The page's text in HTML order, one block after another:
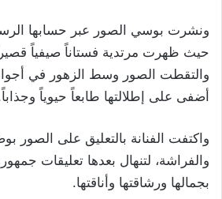
ونشرت بوسي الصور عبر حسابها
حيث ظهرت مرتدية فستاناً صيفياً
والتقطت الصور وسط الزهور في
أضفى على إطلالتها طابعاً حيوياً
واكتفت الفنانة بالتعليق على الصور
والفراشة، لتنهال بعدها تعليقات
بجمالها ورشاقتها وأناقتها.